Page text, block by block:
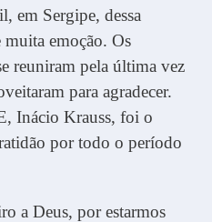
em Sergipe, dessa
emoção. Os
reuniram pela última vez
para agradecer.
Inácio Krauss, foi o
por todo o período
a Deus, por estarmos